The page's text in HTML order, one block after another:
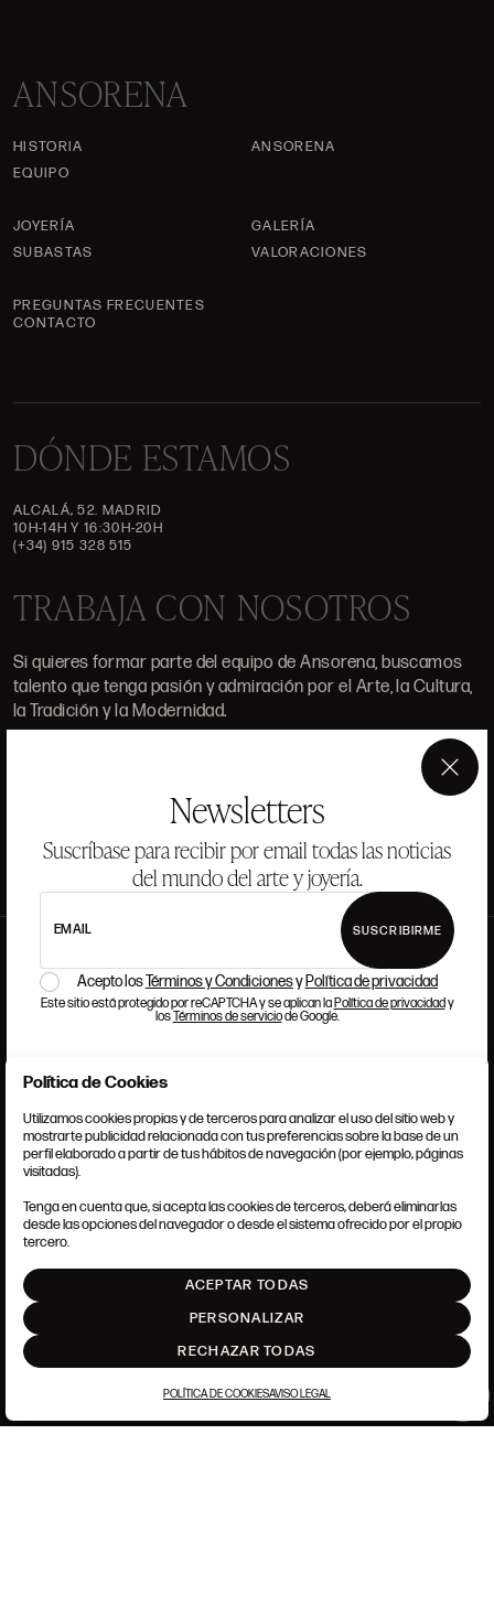
Newsletters
Suscríbase para recibir por email todas las noticias
del mundo del arte y joyería.
EMAIL SUSCRIBIRME
Acepto losTérminos y Condicionesy Política de privacidad
Este sitio está protegido por reCAPTCHA y se aplican laPolítica de privacidady
losTérminos de serviciode Google.
×
ANSORENA
HISTORIA
ANSORENA
EQUIPO
JOYERÍA
GALERÍA
SUBASTAS
VALORACIONES
PREGUNTAS FRECUENTES
CONTACTO
DÓNDE ESTAMOS
ALCALÁ, 52. MADRID
10H-14H Y 16:30H-20H
(+34) 915 328 515
TRABAJA CON NOSOTROS
Si quieres formar parte del equipo de Ansorena, buscamos
talento que tenga pasión y admiración por el Arte, la Cultura,
la Tradición y la Modernidad.
TÉRMINOS Y CONDICIONES
POLÍTICA DE COOKIES
AJUSTE DE COOKIES
Política de Cookies
Utilizamos cookies propias y de terceros para analizar el uso del sitio web y
mostrarte publicidad relacionada con tus preferencias sobre la base de un
perfil elaborado a partir de tus hábitos de navegación (por ejemplo, páginas
visitadas).
Tenga en cuenta que, si acepta las cookies de terceros, deberá eliminarlas
desde las opciones del navegador o desde el sistema ofrecido por el propio
tercero.
ACEPTAR TODAS
PERSONALIZAR
RECHAZAR TODAS
POLÍTICA DE COOKIESAVISO LEGAL